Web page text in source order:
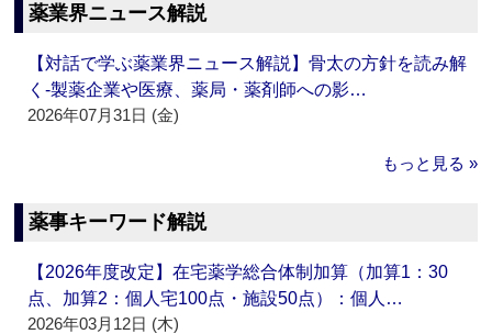
薬業界ニュース解説
【対話で学ぶ薬業界ニュース解説】骨太の方針を読み解
く‐製薬企業や医療、薬局・薬剤師への影…
2026年07月31日 (金)
もっと見る »
薬事キーワード解説
【2026年度改定】在宅薬学総合体制加算（加算1：30
点、加算2：個人宅100点・施設50点）：個人…
2026年03月12日 (木)